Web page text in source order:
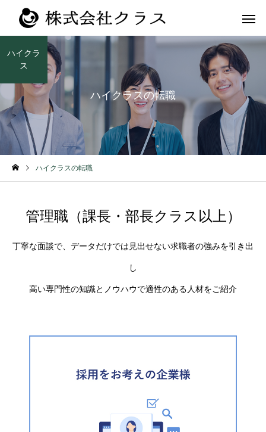
新卒
第二新卒・メ
ハイクラスの転職
ハイクラ
ス
ハイクラスの転職
管理職（課長・部長クラス以上）
丁寧な面談で、データだけでは見出せない求職者の強みを引き出
し
高い専門性の知識とノウハウで適性のある人材をご紹介